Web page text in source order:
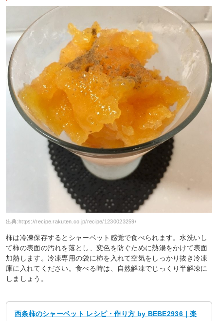
出典:https://recipe.rakuten.co.jp/recipe/1230023259/
柿は冷凍保存するとシャーベット感覚で食べられます。水洗いし
て柿の表面の汚れを落とし、変色を防ぐために熱湯をかけて表面
加熱します。冷凍専用の袋に柿を入れて空気をしっかり抜き冷凍
庫に入れてください。食べる時は、自然解凍でじっくり半解凍に
しましょう。
西条柿のシャーベット レシピ・作り方 by BEBE2936｜楽